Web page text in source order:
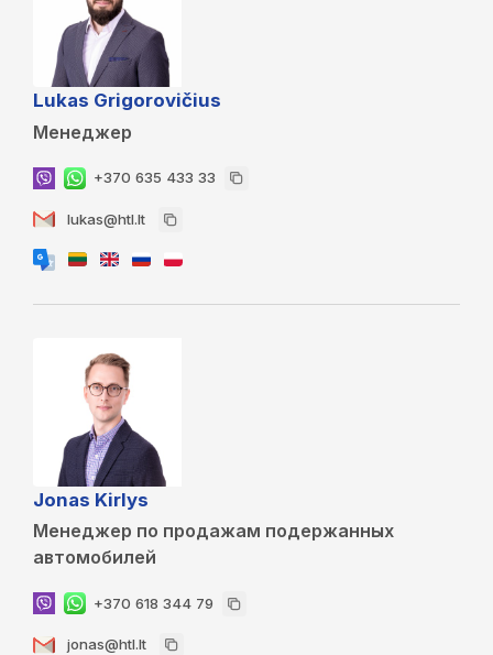
Lukas Grigorovičius
Менеджер
+370 635 433 33
lukas@htl.lt
Jonas Kirlys
Менеджер по продажам подержанных
автомобилей
+370 618 344 79
jonas@htl.lt